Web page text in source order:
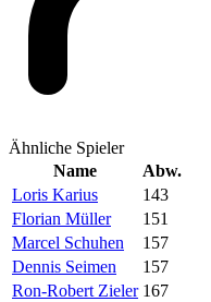
Ähnliche Spieler
Name
Abw.
Loris Karius
143
Florian Müller
151
Marcel Schuhen
157
Dennis Seimen
157
Ron-Robert Zieler 167